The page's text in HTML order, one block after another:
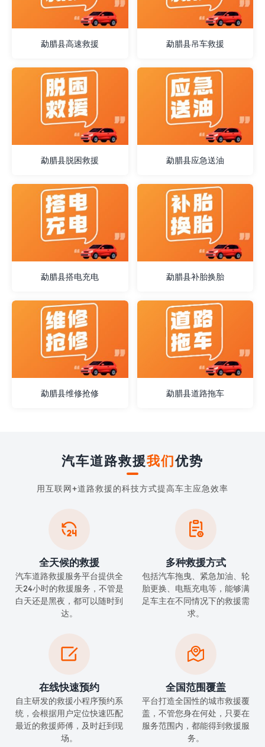
勐腊县高速救援 勐腊县吊车救援
勐腊县脱困救援 勐腊县应急送油
勐腊县搭电充电 勐腊县补胎换胎
勐腊县维修抢修 勐腊县道路拖车
汽车道路救援我们优势
用互联网+道路救援的科技方式提高车主应急效率

全天候的救援
汽车道路救援服务平台提供全
天24小时的救援服务，不管是
白天还是黑夜，都可以随时到
达。

多种救援方式
包括汽车拖曳、紧急加油、轮
胎更换、电瓶充电等，能够满
足车主在不同情况下的救援需
求。

在线快速预约
自主研发的救援小程序预约系
统，会根据用户定位快速匹配
最近的救援师傅，及时赶到现
场。

全国范围覆盖
平台打造全国性的城市救援覆
盖，不管您身在何处，只要在
服务范围内，都能得到救援服
务。